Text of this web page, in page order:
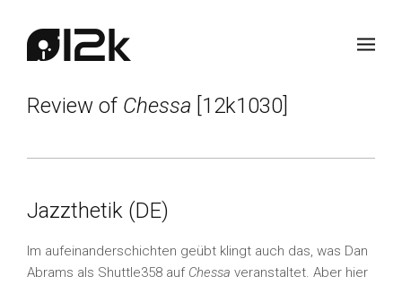
Review of Chessa [12k1030]
Jazzthetik (DE)
Im aufeinanderschichten geübt klingt auch das, was Dan
Abrams als Shuttle358 auf Chessa veranstaltet. Aber hier